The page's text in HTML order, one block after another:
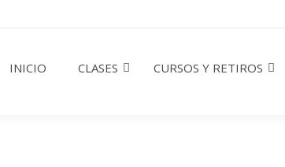
INICIO CLASES CURSOS Y RETIROS